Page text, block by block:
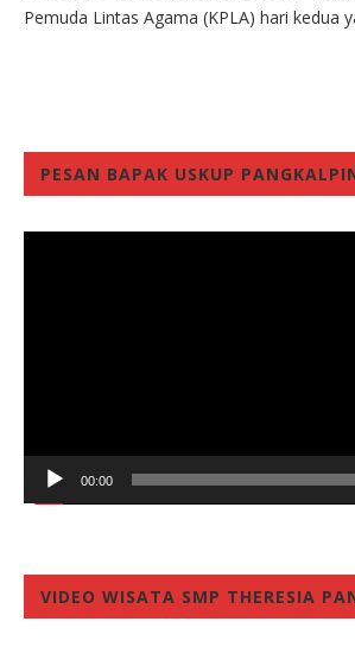
Pemuda Lintas Agama (KPLA) hari kedua
PESAN BAPAK USKUP
00:00
VIDEO WISATA SMP THERESIA